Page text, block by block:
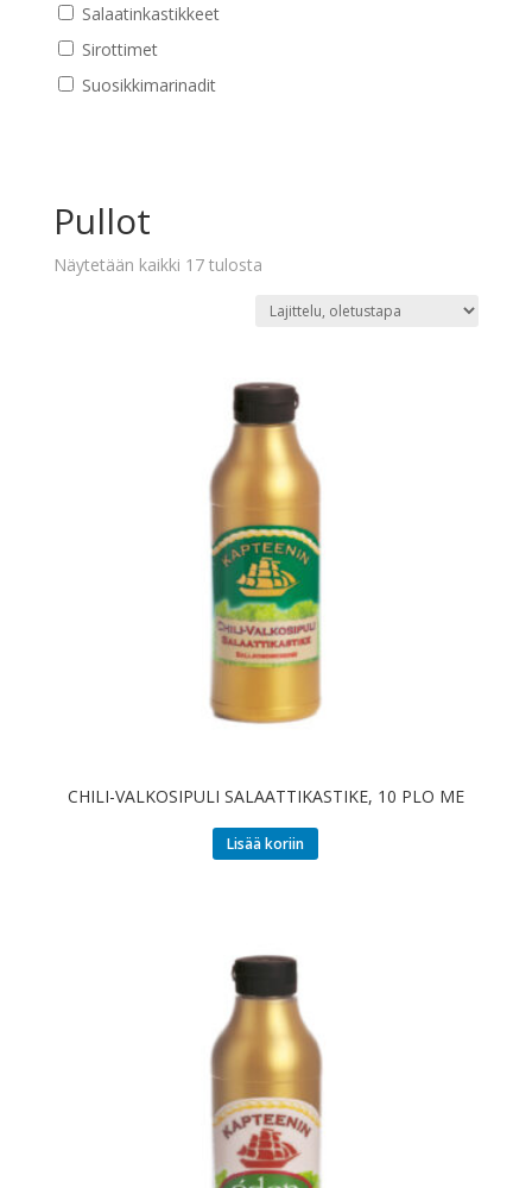
Pullot
Näytetään kaikki 17 tulosta
CHILI-VALKOSIPULI SALAATTIKASTIKE, 10 PLO ME
Lisää koriin
Salaatinkastikkeet
Sirottimet
Suosikkimarinadit